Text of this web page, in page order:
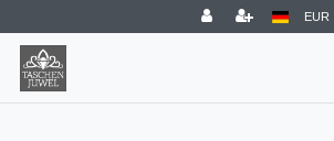
EUR